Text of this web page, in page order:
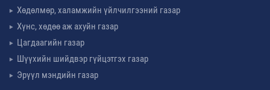
Хөдөлмөр, халамжийн үйлчилгээний газар
Хүнс, хөдөө аж ахуйн газар
Цагдаагийн газар
Шүүхийн шийдвэр гүйцэтгэх газар
Эрүүл мэндийн газар